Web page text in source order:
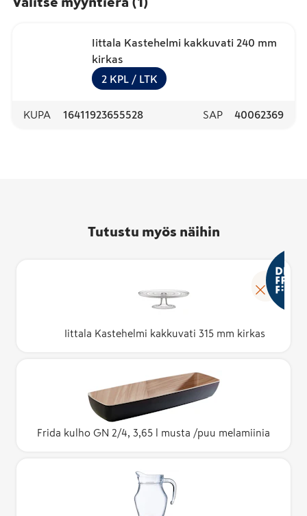
Iittala Kastehelmi kakkuvati 240 mm
kirkas
2 KPL / LTK
KUPA 16411923655528 SAP 40062369
Tutustu myös näihin
Iittala Kastehelmi kakkuvati 315 mm kirkas
Frida kulho GN 2/4, 3,65 l musta /puu melamiinia